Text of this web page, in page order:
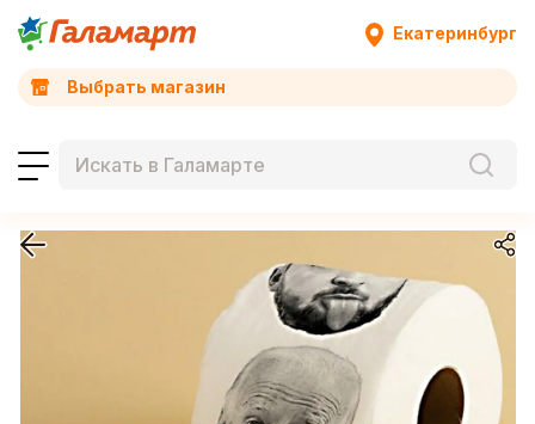
Екатеринбург
Выбрать магазин